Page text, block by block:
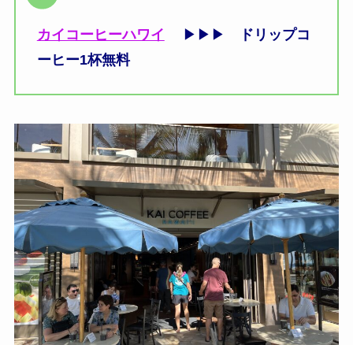
カイコーヒーハワイ ▶▶▶
ドリップコ
ーヒー1杯無料